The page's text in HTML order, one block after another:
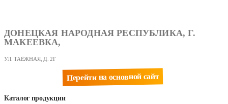
ДОНЕЦКАЯ НАРОДНАЯ РЕСПУБЛИКА, Г.
МАКЕЕВКА,
УЛ. ТАЁЖНАЯ, Д. 2Г
Перейти на основной сайт
Каталог продукции